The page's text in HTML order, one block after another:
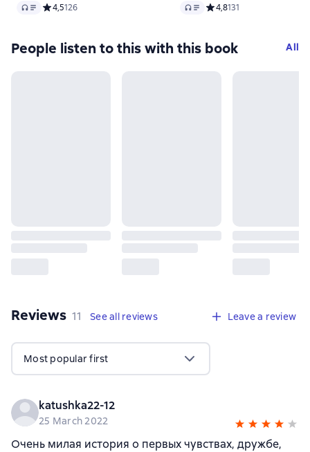
Audio Средний рейтинг 4,5 на основе 126 оценок
4,5126 Audio Средний рейтинг 4,8 на
4,8131
People listen to this with this book All
Reviews 11 reviews
11 See all reviews Leave a review
Most popular first
katushka22-12
25 March 2022
Очень милая история о первых чувствах, дружбе,